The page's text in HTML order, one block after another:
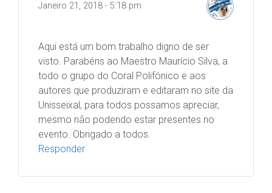
Janeiro 21, 2018 - 5:18 pm
Aqui está um bom trabalho digno de ser
visto. Parabéns ao Maestro Maurício Silva, a
todo o grupo do Coral Polifónico e aos
autores que produziram e editaram no site da
Unisseixal, para todos possamos apreciar,
mesmo não podendo estar presentes no
evento. Obrigado a todos.
Responder